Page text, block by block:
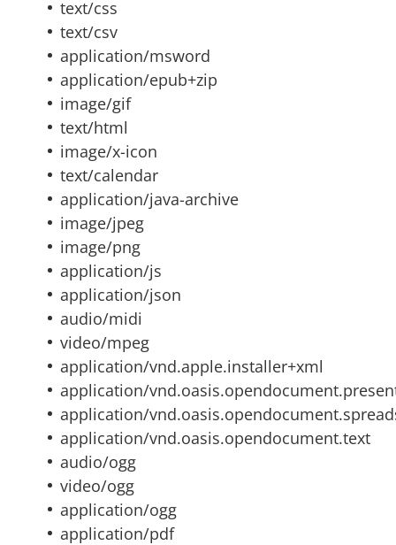
text/css
text/csv
application/msword
application/epub+zip
image/gif
text/html
image/x-icon
text/calendar
application/java-archive
image/jpeg
image/png
application/js
application/json
audio/midi
video/mpeg
application/vnd.apple.installer+xml
application/
application/
application/vnd.oasis.opendocument.text
audio/ogg
video/ogg
application/ogg
application/pdf